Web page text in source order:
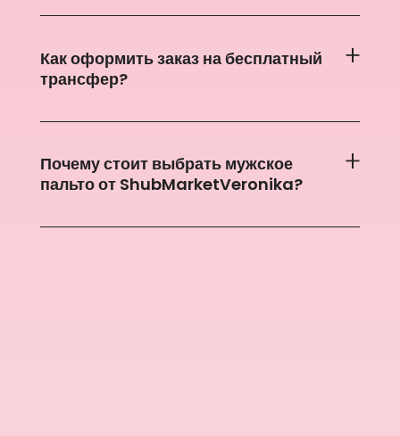
Как оформить заказ на бесплатный
трансфер?
Почему стоит выбрать мужское
пальто от ShubMarketVeronika?